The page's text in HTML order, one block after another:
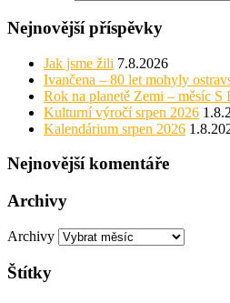
Nejnovější příspěvky
Jak jsme žili 7.8.2026
Ivančena – 80 let mohyly
Rok na planetě Zemi – měsíc S
Kulturní výročí srpen 2026
Kalendárium srpen 2026
Nejnovější komentáře
Archivy
Archivy
Štítky